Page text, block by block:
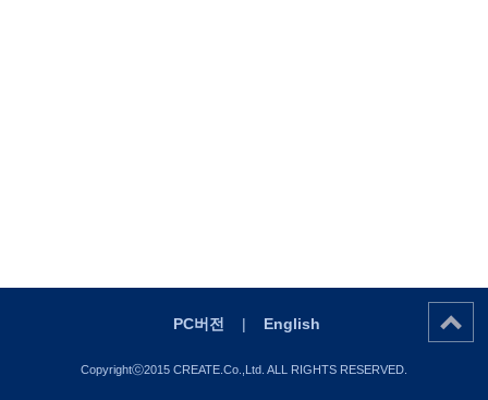
PC버전 | English
Copyrightⓒ2015 CREATE.Co.,Ltd. ALL RIGHTS RESERVED.